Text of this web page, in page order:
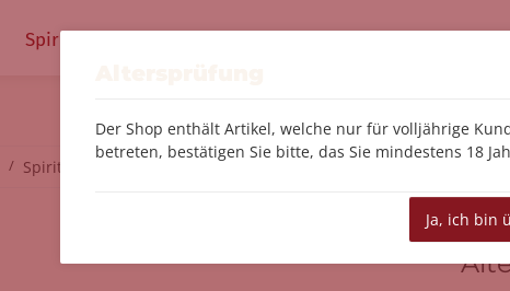
Spirituosen
Spirituosen Alte Waldhimbeere Likör, 40% vol.
Der Shop enthält Artikel, welche nur für volljährige
betreten, bestätigen Sie bitte, das Sie mindestens 18
Ja, ich bin